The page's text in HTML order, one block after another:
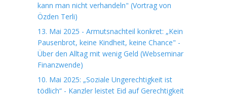
kann man nicht verhandeln" (Vortrag von
Özden Terli)
13. Mai 2025 - Armutsnachteil konkret: „Kein
Pausenbrot, keine Kindheit, keine Chance" -
Über den Alltag mit wenig Geld (Webseminar
Finanzwende)
10. Mai 2025: „Soziale Ungerechtigkeit ist
tödlich“ - Kanzler leistet Eid auf Gerechtigkeit